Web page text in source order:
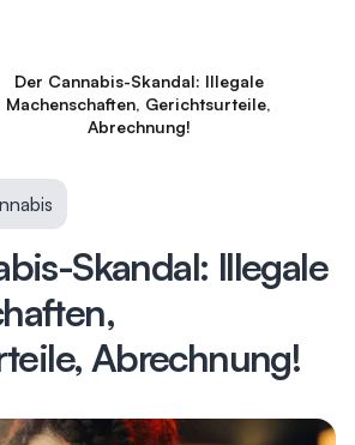
Der Cannabis-Skandal: Illegale
Machenschaften, Gerichtsurteile,
Abrechnung!
Skandal: Illegale
Abrechnung!